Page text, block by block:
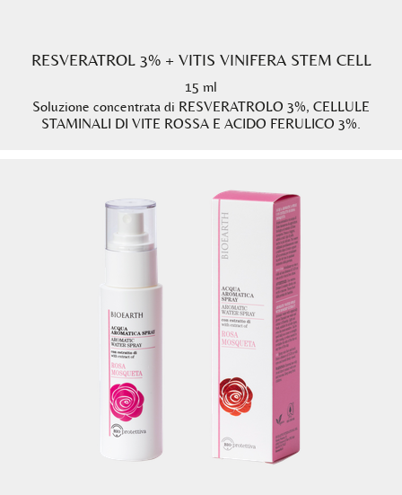
RESVERATROL 3% + VITIS VINIFERA STEM CELL
15 ml
Soluzione concentrata di RESVERATROLO 3%, CELLULE
STAMINALI DI VITE ROSSA E ACIDO FERULICO 3%.